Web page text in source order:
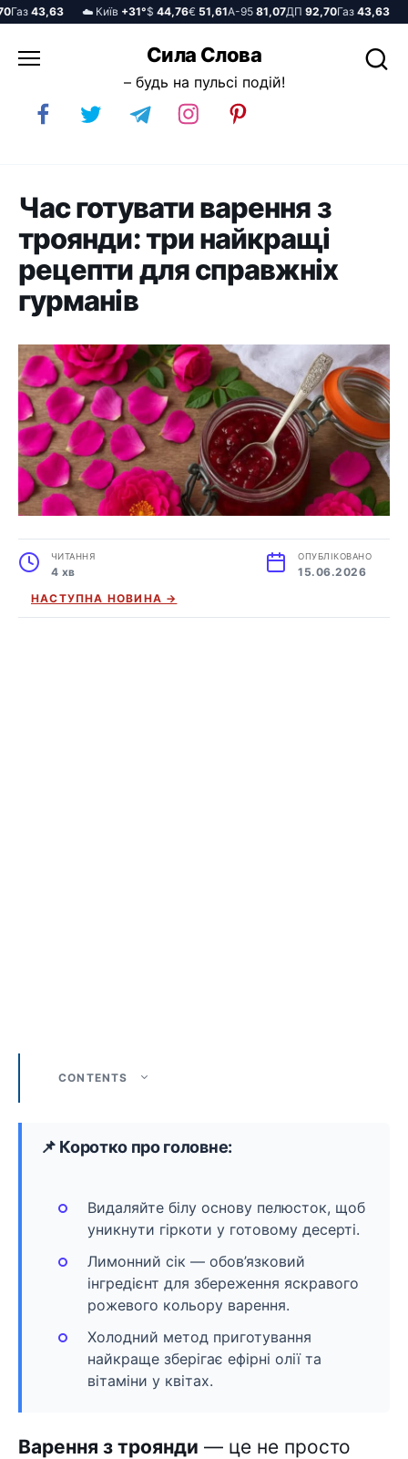
43,63 ☁️ Київ+31°$44,76€51,61А-9581,07ДП92,70Газ43,63 ☁️
до
Сила Слова
– будь на пульсі подій!
Час готувати варення з
троянди: три найкращі
рецепти для справжніх
гурманів
ЧИТАННЯ
4 хв
ОПУБЛІКОВАНО
15.06.2026
НАСТУПНА НОВИНА →
CONTENTS
📌 Коротко про головне:
Видаляйте білу основу пелюсток, щоб
уникнути гіркоти у готовому десерті.
Лимонний сік — обов’язковий
інгредієнт для збереження яскравого
рожевого кольору варення.
Холодний метод приготування
найкраще зберігає ефірні олії та
вітаміни у квітах.
Варення з троянди — це не просто